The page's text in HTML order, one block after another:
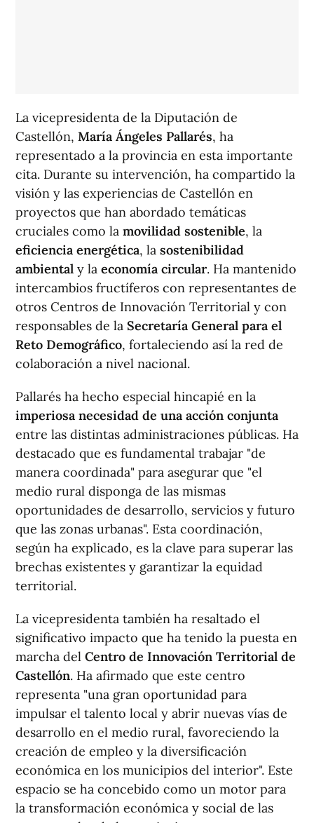
La vicepresidenta de la Diputación de
Castellón, María Ángeles Pallarés, ha
representado a la provincia en esta importante
cita. Durante su intervención, ha compartido la
visión y las experiencias de Castellón en
proyectos que han abordado temáticas
cruciales como la movilidad sostenible, la
eficiencia energética, la sostenibilidad
ambiental y la economía circular. Ha mantenido
intercambios fructíferos con representantes de
otros Centros de Innovación Territorial y con
responsables de la Secretaría General para el
Reto Demográfico, fortaleciendo así la red de
colaboración a nivel nacional.
Pallarés ha hecho especial hincapié en la
imperiosa necesidad de una acción conjunta
entre las distintas administraciones públicas. Ha
destacado que es fundamental trabajar "de
manera coordinada" para asegurar que "el
medio rural disponga de las mismas
oportunidades de desarrollo, servicios y futuro
que las zonas urbanas". Esta coordinación,
según ha explicado, es la clave para superar las
brechas existentes y garantizar la equidad
territorial.
La vicepresidenta también ha resaltado el
significativo impacto que ha tenido la puesta en
marcha del Centro de Innovación Territorial de
Castellón. Ha afirmado que este centro
representa "una gran oportunidad para
impulsar el talento local y abrir nuevas vías de
desarrollo en el medio rural, favoreciendo la
creación de empleo y la diversificación
económica en los municipios del interior". Este
espacio se ha concebido como un motor para
la transformación económica y social de las